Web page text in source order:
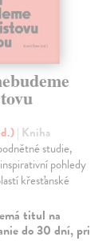
| Kniha
studie,
pohledy
křesťanské
titul na
do 30 dní, pri